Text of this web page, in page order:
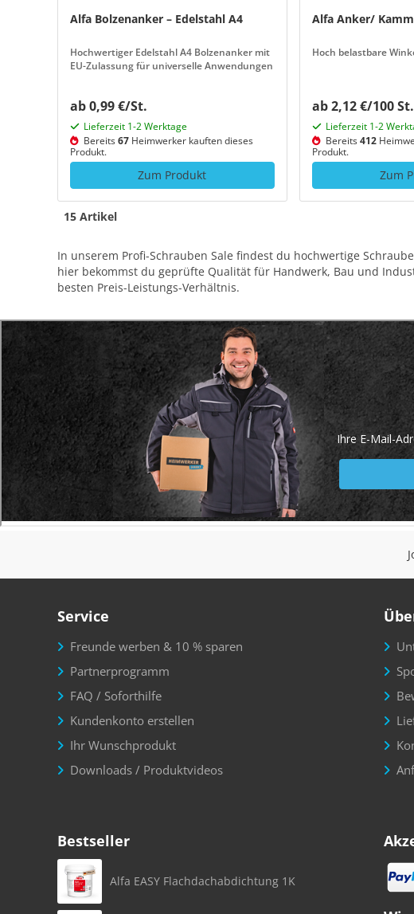
Alfa Bolzenanker – Edelstahl A4
Hochwertiger Edelstahl A4 Bolzenanker mit
EU-Zulassung für universelle Anwendungen
ab 0,99 €/St.
Lieferzeit 1-2 Werktage
Bereits67 Heimwerker kauften dieses
Produkt.
Zum Produkt
Alfa Anker/
Hoch belastbare
ab 2,12 €/100 St.
Lieferzeit 1-2
Bereits412
Produkt.
Zum
15 Artikel
In unserem Profi-Schrauben Sale findest du hochwertige
hier bekommst du geprüfte Qualität für Handwerk, Bau und
besten Preis-Leistungs-Verhältnis.
Service
Freunde werben & 10 % sparen
Partnerprogramm
FAQ / Soforthilfe
Kundenkonto erstellen
Ihr Wunschprodukt
Downloads / Produktvideos
Bestseller
Alfa EASY Flachdachabdichtung 1K